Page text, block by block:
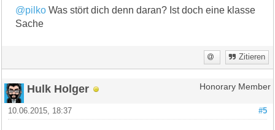
@pilko Was stört dich denn daran? Ist doch eine klasse
Sache
Zitieren
Hulk Holger Honorary Member
#5
10.06.2015, 18:37